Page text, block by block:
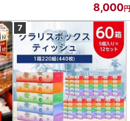
8,000